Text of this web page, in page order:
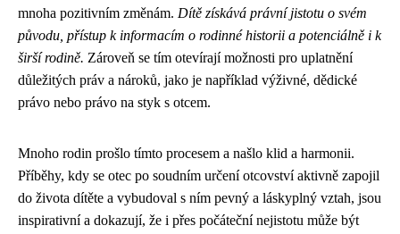
mnoha pozitivním změnám. Dítě získává právní jistotu o svém
původu, přístup k informacím o rodinné historii a potenciálně i k
širší rodině. Zároveň se tím otevírají možnosti pro uplatnění
důležitých práv a nároků, jako je například výživné, dědické
právo nebo právo na styk s otcem.
Mnoho rodin prošlo tímto procesem a našlo klid a harmonii.
Příběhy, kdy se otec po soudním určení otcovství aktivně zapojil
do života dítěte a vybudoval s ním pevný a láskyplný vztah, jsou
inspirativní a dokazují, že i přes počáteční nejistotu může být